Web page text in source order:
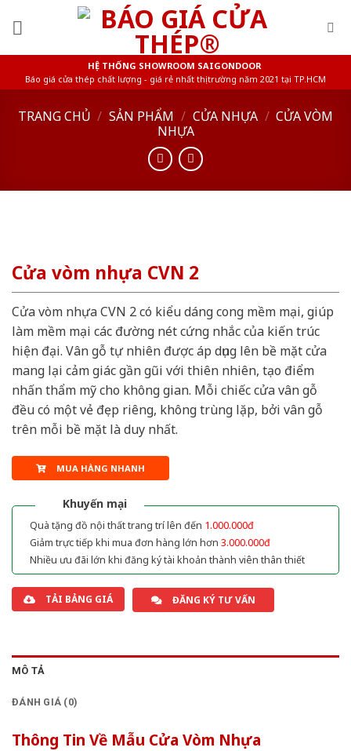
HỆ THỐNG SHOWROOM SAIGONDOOR
Báo giá cửa thép chất lượng - giá rẻ nhất thị trường năm 2021 tại TP.HCM
TRANG CHỦ / SẢN PHẨM / CỬA NHỰA / CỬA VÒM
NHỰA
Cửa vòm nhựa CVN 2
Cửa vòm nhựa CVN 2 có kiểu dáng cong mềm mại, giúp
làm mềm mại các đường nét cứng nhắc của kiến trúc
hiện đại. Vân gỗ tự nhiên được áp dụng lên bề mặt cửa
mang lại cảm giác gần gũi với thiên nhiên, tạo điểm
nhấn thẩm mỹ cho không gian. Mỗi chiếc cửa vân gỗ
đều có một vẻ đẹp riêng, không trùng lặp, bởi vân gỗ
trên mỗi bề mặt là duy nhất.
MUA HÀNG NHANH
Khuyến mại
Quà tặng đồ nội thất trang trí lên đến 1.000.000đ
Giảm trực tiếp khi mua đơn hàng lớn hơn 3.000.000đ
Nhiều ưu đãi lớn khi đăng ký tài khoản thành viên thân thiết
TẢI BẢNG GIÁ ĐĂNG KÝ TƯ VẤN
MÔ TẢ
ĐÁNH GIÁ (0)
Thông Tin Về Mẫu Cửa Vòm Nhựa